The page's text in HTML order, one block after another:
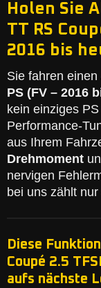
Holen Sie
TT RS
2016 bis
Sie fahren einen
PS (FV – 2016
kein einziges
Performance-
aus Ihrem
Drehmoment
nervigen
bei uns zählt nur
Diese
Coupé 2.5
aufs nächste